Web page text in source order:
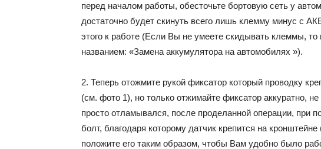
перед началом работы, обесточьте бортовую сеть у
достаточно будет скинуть всего лишь клемму минус с
этого к работе (Если Вы не умеете скидывать клеммы, то
названием: «Замена аккумулятора на автомобилях »).
2. Теперь отожмите рукой фиксатор который проводку
(см. фото 1), но только отжимайте фиксатор аккуратно,
просто отламывался, после проделанной операции, при
болт, благодаря которому датчик крепится на
положите его таким образом, чтобы Вам удобно было